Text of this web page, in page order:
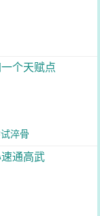
个天赋点
淬骨
通高武